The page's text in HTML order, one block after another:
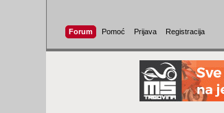
Forum Pomoć Prijava Registracija